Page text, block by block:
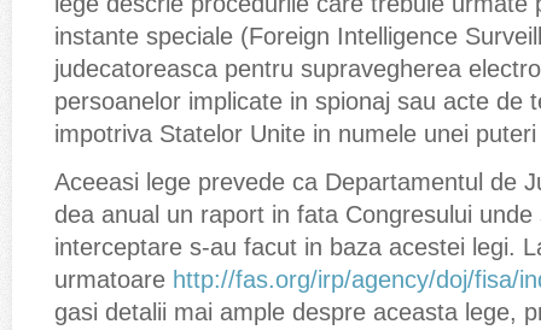
instante speciale (Foreign Intelligence
judecatoreasca pentru supravegherea
persoanelor implicate in spionaj sau acte de
impotriva Statelor Unite in numele unei
Aceeasi lege prevede ca Departamentul de
dea anual un raport in fata Congresului
interceptare s-au facut in baza acestei legi.
urmatoare http://fas.org/irp/agency/doj/fisa/
gasi detalii mai ample despre aceasta lege,